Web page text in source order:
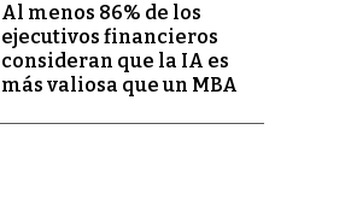
Al menos 86% de los
ejecutivos financieros
consideran que la IA es
más valiosa que un MBA